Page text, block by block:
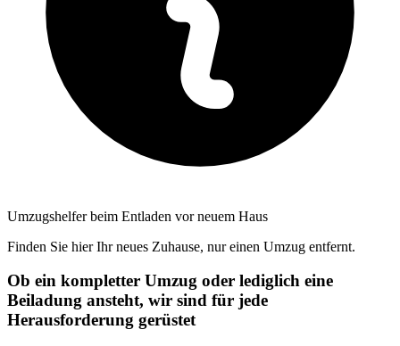
Umzugshelfer beim Entladen vor neuem Haus
Finden Sie hier Ihr neues Zuhause, nur einen Umzug entfernt.
Ob ein kompletter Umzug oder lediglich eine
Beiladung ansteht, wir sind für jede
Herausforderung gerüstet